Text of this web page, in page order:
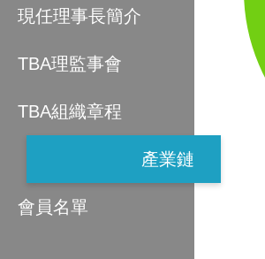
現任理事長簡介
TBA理監事會
TBA組織章程
產業鏈
會員名單